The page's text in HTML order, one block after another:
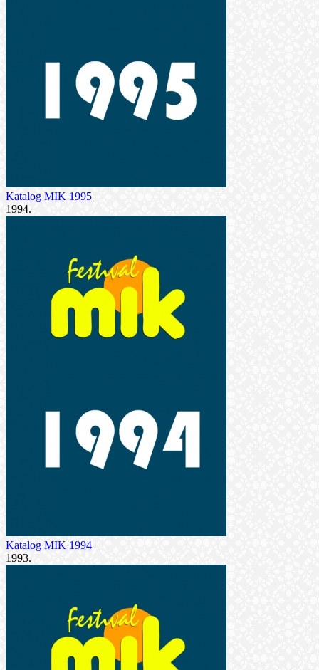
Katalog MIK 1995
1994.
Katalog MIK 1994
1993.